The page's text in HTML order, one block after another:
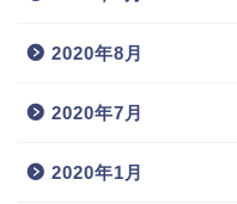
2020年8月
2020年7月
2020年1月